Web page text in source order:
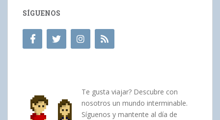
SÍGUENOS
Te gusta viajar? Descubre con
nosotros un mundo interminable.
Síguenos y mantente al día de